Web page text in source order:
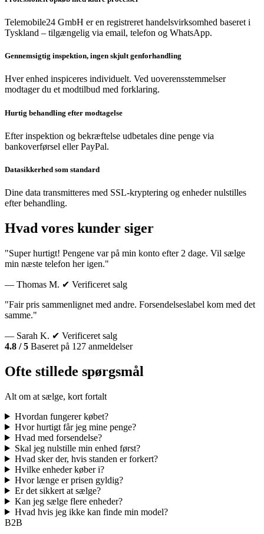
Telemobile24 GmbH er en registreret handelsvirksomhed baseret i
Tyskland – tilgængelig via email, telefon og WhatsApp.
Gennemsigtig inspektion, ingen skjult genforhandling
Hver enhed inspiceres individuelt. Ved uoverensstemmelser
modtager du et modtilbud med forklaring.
Hurtig behandling efter modtagelse
Efter inspektion og bekræftelse udbetales dine penge via
bankoverførsel eller PayPal.
Datasikkerhed som standard
Dine data transmitteres med SSL-kryptering og enheder nulstilles
efter behandling.
Hvad vores kunder siger
"Super hurtigt! Pengene var på min konto efter 2 dage. Vil sælge
min næste telefon her igen."
— Thomas M. ✔ Verificeret salg
"Fair pris sammenlignet med andre. Forsendelseslabel kom med det
samme."
— Sarah K. ✔ Verificeret salg
4.8 / 5 Baseret på 127 anmeldelser
Ofte stillede spørgsmål
Alt om at sælge, kort fortalt
Hvordan fungerer købet?
Hvor hurtigt får jeg mine penge?
Hvad med forsendelse?
Skal jeg nulstille min enhed først?
Hvad sker der, hvis standen er forkert?
Hvilke enheder køber i?
Hvor længe er prisen gyldig?
Er det sikkert at sælge?
Kan jeg sælge flere enheder?
Hvad hvis jeg ikke kan finde min model?
B2B